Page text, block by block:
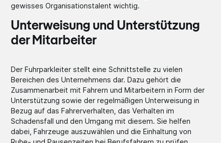
gewisses Organisationstalent wichtig.
Unterweisung und Unterstützung
der Mitarbeiter
Der Fuhrparkleiter stellt eine Schnittstelle zu vielen
Bereichen des Unternehmens dar. Dazu gehört die
Zusammenarbeit mit Fahrern und Mitarbeitern in Form der
Unterstützung sowie der regelmäßigen Unterweisung in
Bezug auf das Fahrerverhalten, das Verhalten im
Schadensfall und den Umgang mit diesem. Sie helfen
dabei, Fahrzeuge auszuwählen und die Einhaltung von